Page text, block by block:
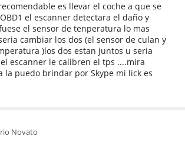
es llevar el coche a que se
el escanner detectara el daño y
el sensor de tenperatura lo mas
cambiar los dos (el sensor de culan y
)los dos estan juntos u seria
escanner le calibren el tps ....mira
la puedo brindar por Skype mi lick es
Novato